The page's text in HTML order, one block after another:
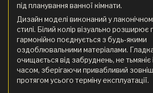
під планування ванної кімнати.
Дизайн моделі виконаний у
стилі. Білий колір візуально розширює
гармонійно поєднується з будь-якими
оздоблювальними матеріалами.
очищається від забруднень, не тьмяніє
часом, зберігаючи привабливий
протягом усього терміну експлуатації.